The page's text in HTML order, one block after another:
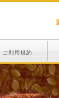
ご利用規約